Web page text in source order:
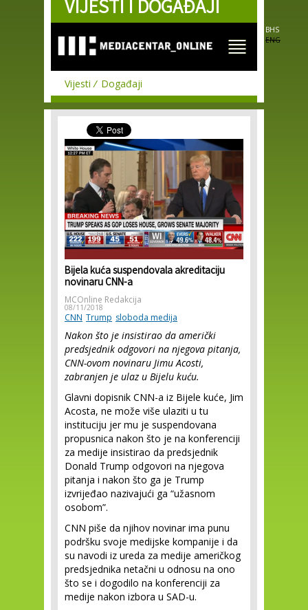
Skip to
main
VIJESTI I DOGAĐAJI
BHS
ENG
Vijesti Događaji
Bijela kuća suspendovala akreditaciju
novinaru CNN-a
MCOnline Redakcija
08/11/2018
CNN Trump sloboda medija
Nakon što je insistirao da američki
predsjednik odgovori na njegova pitanja,
CNN-ovom novinaru Jimu Acosti,
zabranjen je ulaz u Bijelu kuću.
Glavni dopisnik CNN-a iz Bijele kuće, Jim
Acosta, ne može više ulaziti u tu
instituciju jer mu je suspendovana
propusnica nakon što je na konferenciji
za medije insistirao da predsjednik
Donald Trump odgovori na njegova
pitanja i nakon što ga je Trump
izvrijeđao nazivajući ga “užasnom
osobom”.
CNN piše da njihov novinar ima punu
podršku svoje medijske kompanije i da
su navodi iz ureda za medije američkog
predsjednika netačni u odnosu na ono
što se i dogodilo na konferenciji za
medije nakon izbora u SAD-u.